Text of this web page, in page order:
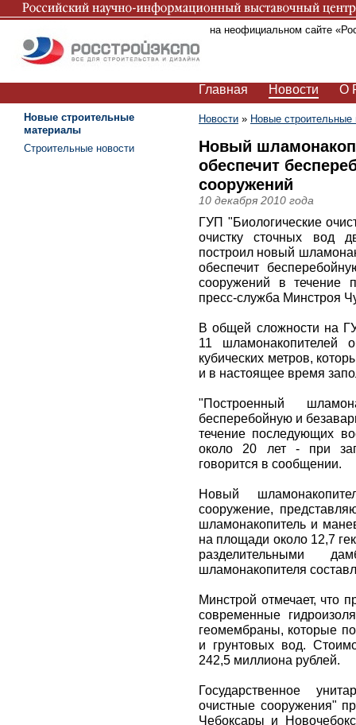
Вы находитесь на неофициальном сайте
Главная Новости О
Новости » Новые
Новый
обеспечит
сооружений
10 декабря 2010 года
ГУП "Биологические
очистку сточных вод
построил новый
обеспечит
сооружений в течение
пресс-служба Минстроя
В общей сложности на
11 шламонакопителей
кубических метров,
и в настоящее время
"Построенный
бесперебойную и
течение последующих
около 20 лет - при
говорится в сообщении.
Новый
сооружение,
шламонакопитель и
на площади около 12,7
разделительными
шламонакопителя
Минстрой отмечает, что
современные
геомембраны, которые
и грунтовых вод.
242,5 миллиона рублей.
Государственное
очистные сооружения"
Чебоксары и
Новые строительные
материалы
Строительные новости